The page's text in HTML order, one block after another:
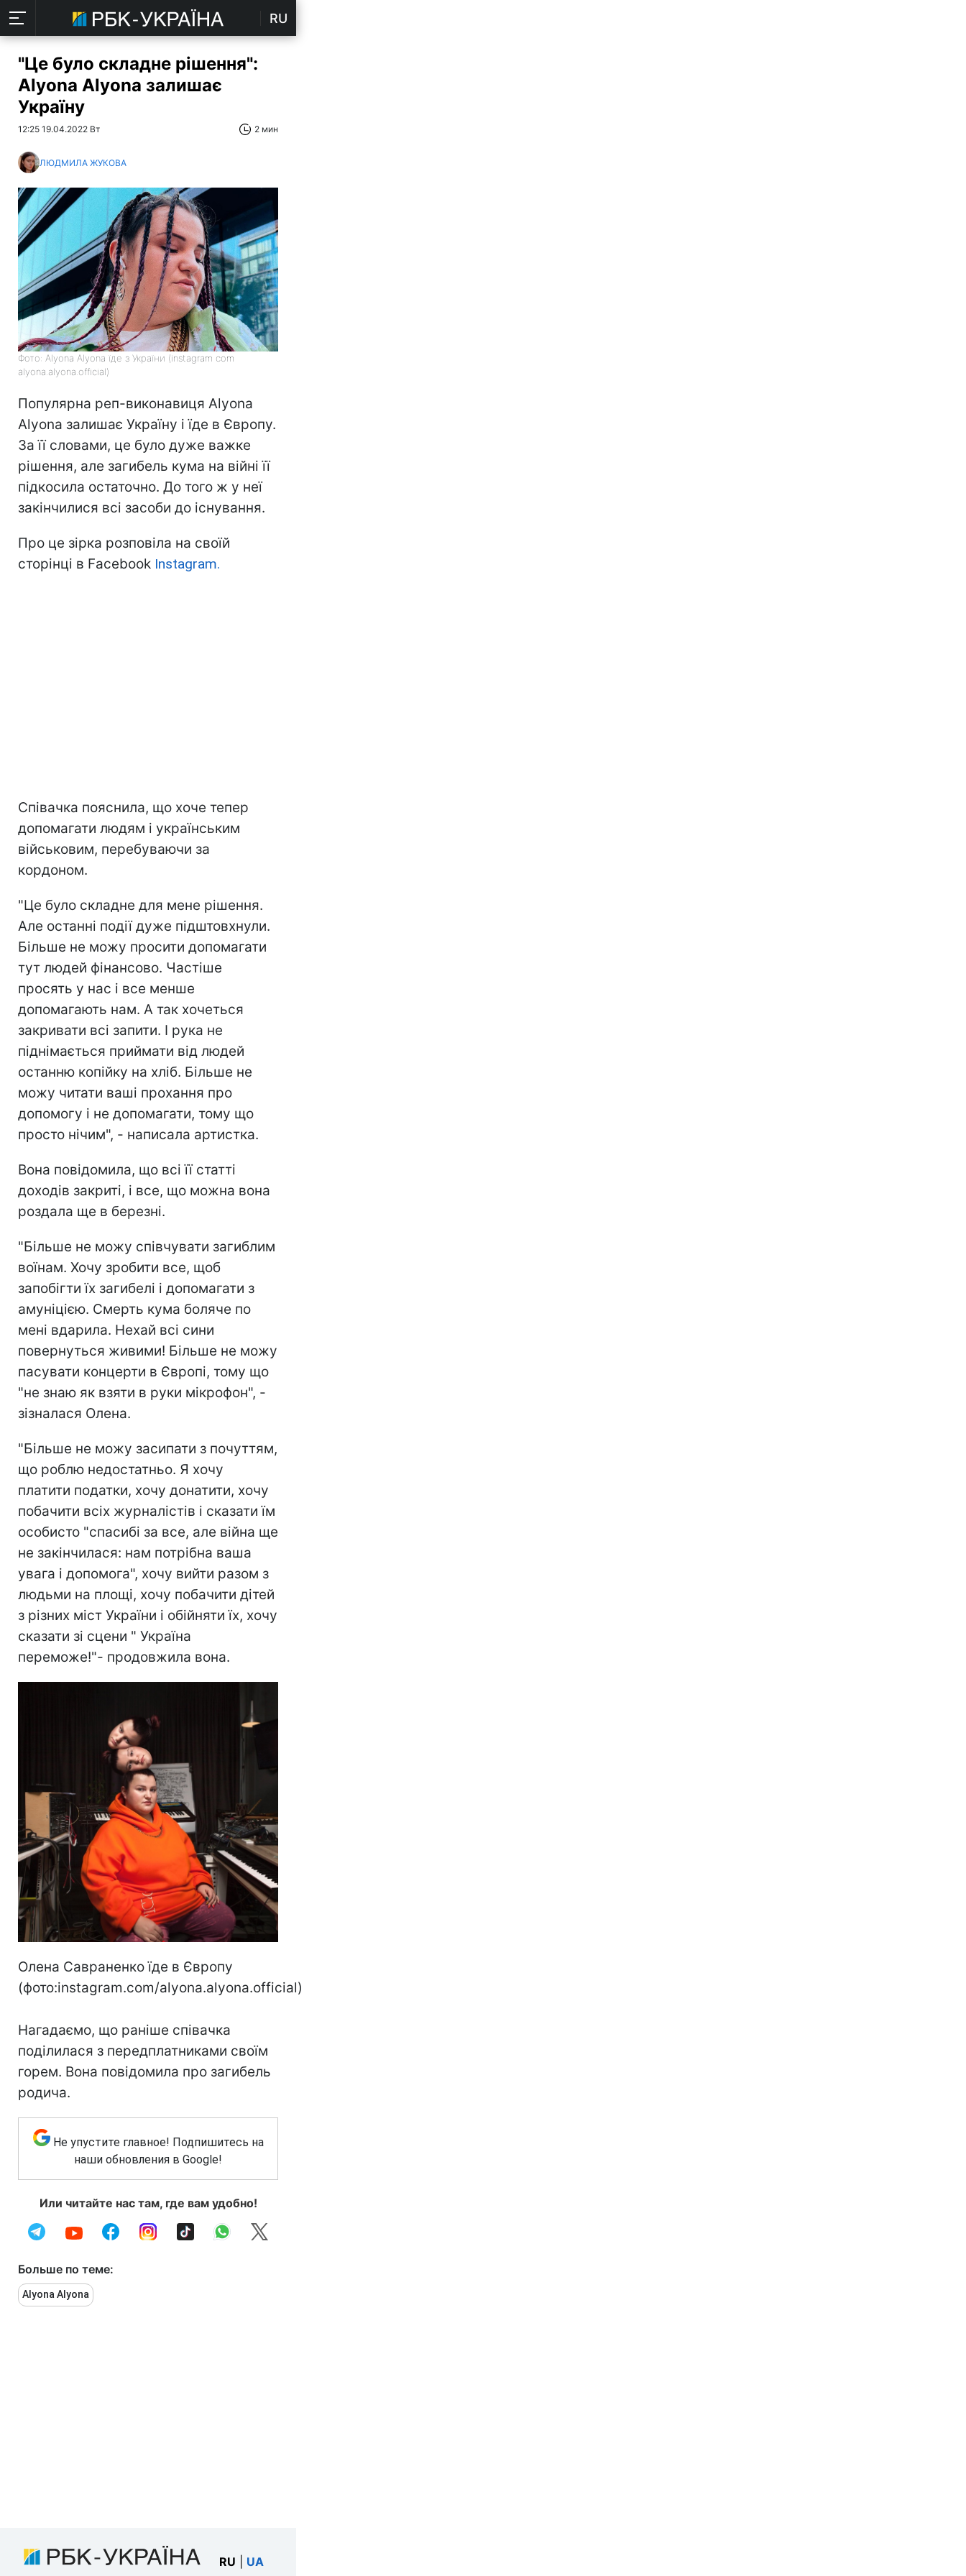
RU
"Це було складне рішення":
Alyona Alyona залишає
Україну
12:25 19.04.2022 Вт 2 мин
ЛЮДМИЛА ЖУКОВА
Фото: Alyona Alyona їде з України (instagram com
alyona.alyona.official)
Популярна реп-виконавиця Alyona
Alyona залишає Україну і їде в Європу.
За її словами, це було дуже важке
рішення, але загибель кума на війні її
підкосила остаточно. До того ж у неї
закінчилися всі засоби до існування.
Про це зірка розповіла на своїй
сторінці в Facebook Instagram.
Співачка пояснила, що хоче тепер
допомагати людям і українським
військовим, перебуваючи за
кордоном.
"Це було складне для мене рішення.
Але останні події дуже підштовхнули.
Більше не можу просити допомагати
тут людей фінансово. Частіше
просять у нас і все менше
допомагають нам. А так хочеться
закривати всі запити. І рука не
піднімається приймати від людей
останню копійку на хліб. Більше не
можу читати ваші прохання про
допомогу і не допомагати, тому що
просто нічим", - написала артистка.
Вона повідомила, що всі її статті
доходів закриті, і все, що можна вона
роздала ще в березні.
"Більше не можу співчувати загиблим
воїнам. Хочу зробити все, щоб
запобігти їх загибелі і допомагати з
амуніцією. Смерть кума боляче по
мені вдарила. Нехай всі сини
повернуться живими! Більше не можу
пасувати концерти в Європі, тому що
"не знаю як взяти в руки мікрофон", -
зізналася Олена.
"Більше не можу засипати з почуттям,
що роблю недостатньо. Я хочу
платити податки, хочу донатити, хочу
побачити всіх журналістів і сказати їм
особисто "спасибі за все, але війна ще
не закінчилася: нам потрібна ваша
увага і допомога", хочу вийти разом з
людьми на площі, хочу побачити дітей
з різних міст України і обійняти їх, хочу
сказати зі сцени " Україна
переможе!"- продовжила вона.
Олена Савраненко їде в Європу
(фото:instagram.com/alyona.alyona.official)
Нагадаємо, що раніше співачка
поділилася з передплатниками своїм
горем. Вона повідомила про загибель
родича.
Не упустите главное! Подпишитесь на
наши обновления в Google!
Или читайте нас там, где вам удобно!
Больше по теме:
Alyona Alyona
RU UA